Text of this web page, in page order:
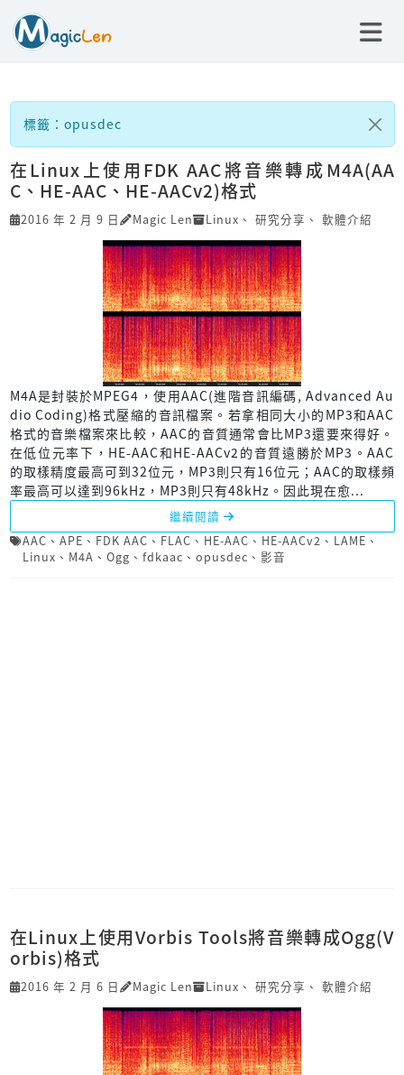
標籤：opusdec
在Linux上使用FDK AAC將音樂轉成M4A(AA
C、HE-AAC、HE-AACv2)格式
2016 年 2 月 9 日 Magic Len Linux 、 研究分享 、 軟體介紹
M4A是封裝於MPEG4，使用AAC(進階音訊編碼, Advanced Au
dio Coding)格式壓縮的音訊檔案。若拿相同大小的MP3和AAC
格式的音樂檔案來比較，AAC的音質通常會比MP3還要來得好。
在低位元率下，HE-AAC和HE-AACv2的音質遠勝於MP3。AAC
的取樣精度最高可到32位元，MP3則只有16位元；AAC的取樣頻
率最高可以達到96kHz，MP3則只有48kHz。因此現在愈...
繼續閱讀
AAC 、 APE 、 FDK AAC 、 FLAC 、 HE-AAC 、 HE-AACv2 、 LAME 、
Linux 、 M4A 、 Ogg 、 fdkaac 、 opusdec 、 影音
在Linux上使用Vorbis Tools將音樂轉成Ogg(V
orbis)格式
2016 年 2 月 6 日 Magic Len Linux 、 研究分享 、 軟體介紹